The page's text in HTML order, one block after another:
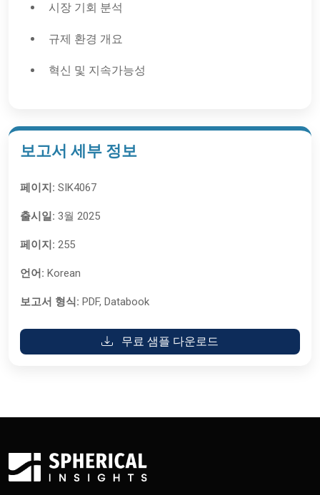
시장 기회 분석
규제 환경 개요
혁신 및 지속가능성
보고서 세부 정보
페이지: SIK4067
출시일: 3월 2025
페이지: 255
언어: Korean
보고서 형식: PDF, Databook
무료 샘플 다운로드